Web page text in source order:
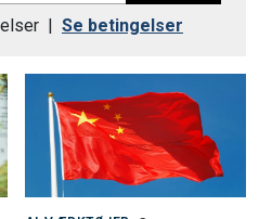
| Se betingelser